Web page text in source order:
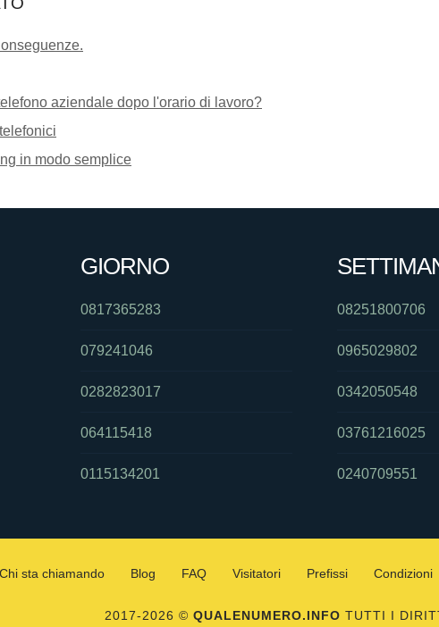
aziendale dopo l'orario di lavoro?
in modo semplice
GIORNO
0817365283
079241046
0282823017
064115418
0115134201
08251800706
0965029802
0342050548
03761216025
0240709551
Chi sta chiamando Blog FAQ Visitatori Prefissi Condizioni
2017-2026 © QUALENUMERO.INFO TUTTI I